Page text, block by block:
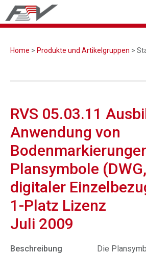
Home > Produkte und Artikelgruppen >
RVS 05.03.11
Anwendung von
Plansymbole
digitaler
1-Platz Lizenz
Juli 2009
Beschreibung
Die